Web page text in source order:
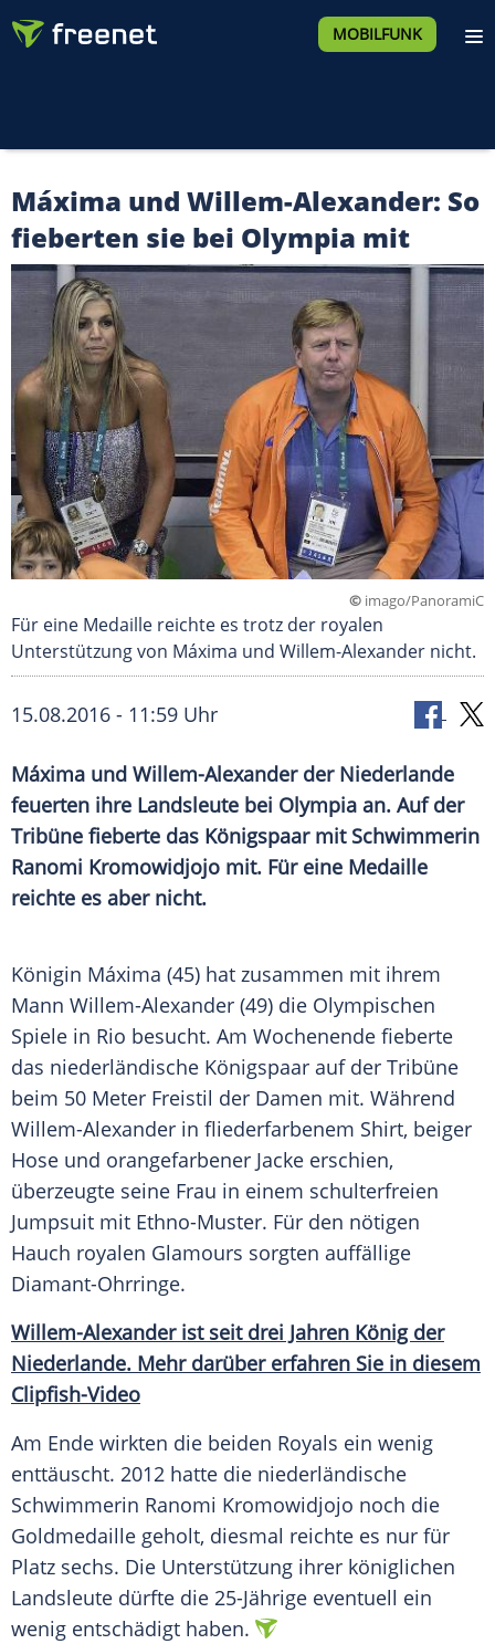
MOBILFUNK
Máxima und Willem-Alexander: So
fieberten sie bei Olympia mit
© imago/PanoramiC
Für eine Medaille reichte es trotz der royalen
Unterstützung von Máxima und Willem-Alexander nicht.
15.08.2016 - 11:59 Uhr
Máxima und Willem-Alexander der Niederlande
feuerten ihre Landsleute bei Olympia an. Auf der
Tribüne fieberte das Königspaar mit Schwimmerin
Ranomi Kromowidjojo mit. Für eine Medaille
reichte es aber nicht.
Königin Máxima (45) hat zusammen mit ihrem
Mann Willem-Alexander (49) die Olympischen
Spiele in Rio besucht. Am Wochenende fieberte
das niederländische Königspaar auf der Tribüne
beim 50 Meter Freistil der Damen mit. Während
Willem-Alexander in fliederfarbenem Shirt, beiger
Hose und orangefarbener Jacke erschien,
überzeugte seine Frau in einem schulterfreien
Jumpsuit mit Ethno-Muster. Für den nötigen
Hauch royalen Glamours sorgten auffällige
Diamant-Ohrringe.
Willem-Alexander ist seit drei Jahren König der
Niederlande. Mehr darüber erfahren Sie in diesem
Clipfish-Video
Am Ende wirkten die beiden Royals ein wenig
enttäuscht. 2012 hatte die niederländische
Schwimmerin Ranomi Kromowidjojo noch die
Goldmedaille geholt, diesmal reichte es nur für
Platz sechs. Die Unterstützung ihrer königlichen
Landsleute dürfte die 25-Jährige eventuell ein
wenig entschädigt haben.